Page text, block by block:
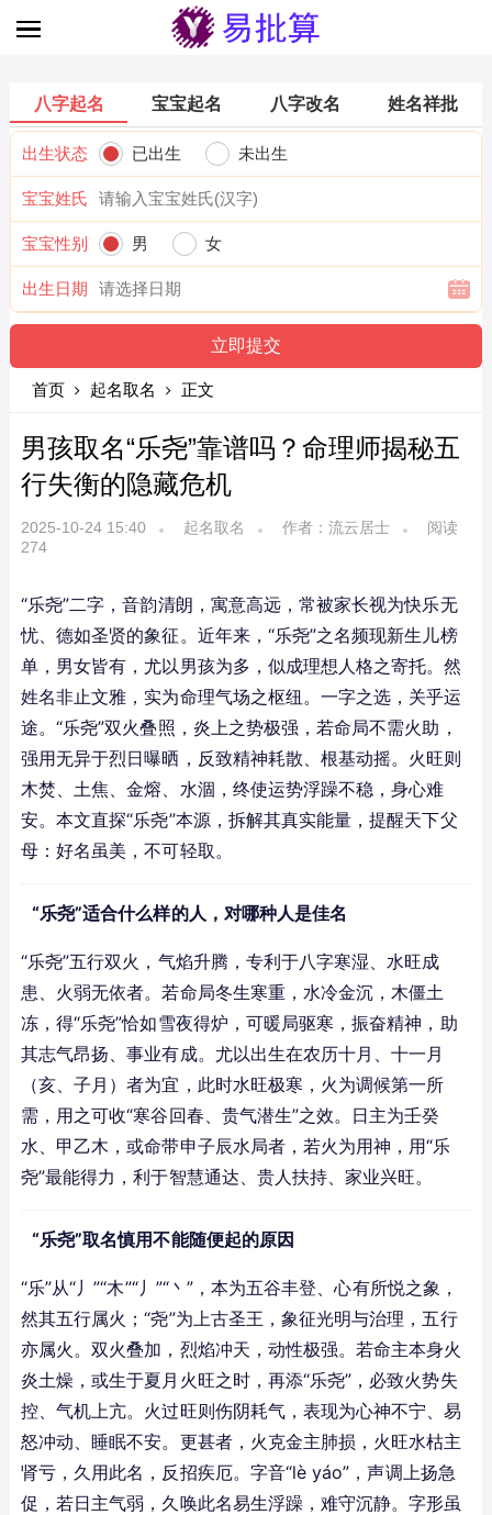
八字起名 宝宝起名 八字改名 姓名祥批
出生状态 已出生 未出生
宝宝姓氏
宝宝性别 男 女
出生日期
首页 起名取名 正文
男孩取名“乐尧”靠谱吗？命理师揭秘五
行失衡的隐藏危机
2025-10-24 15:40 起名取名 作者：流云居士
阅读
274
“乐尧”二字，音韵清朗，寓意高远，常被家长视为快乐无
忧、德如圣贤的象征。近年来，“乐尧”之名频现新生儿榜
单，男女皆有，尤以男孩为多，似成理想人格之寄托。然
姓名非止文雅，实为命理气场之枢纽。一字之选，关乎运
途。“乐尧”双火叠照，炎上之势极强，若命局不需火助，
强用无异于烈日曝晒，反致精神耗散、根基动摇。火旺则
木焚、土焦、金熔、水涸，终使运势浮躁不稳，身心难
安。本文直探“乐尧”本源，拆解其真实能量，提醒天下父
母：好名虽美，不可轻取。
“乐尧”适合什么样的人，对哪种人是佳名
“乐尧”五行双火，气焰升腾，专利于八字寒湿、水旺成
患、火弱无依者。若命局冬生寒重，水冷金沉，木僵土
冻，得“乐尧”恰如雪夜得炉，可暖局驱寒，振奋精神，助
其志气昂扬、事业有成。尤以出生在农历十月、十一月
（亥、子月）者为宜，此时水旺极寒，火为调候第一所
需，用之可收“寒谷回春、贵气潜生”之效。日主为壬癸
水、甲乙木，或命带申子辰水局者，若火为用神，用“乐
尧”最能得力，利于智慧通达、贵人扶持、家业兴旺。
“乐尧”取名慎用不能随便起的原因
“乐”从“丿”“木”“丿”“丶”，本为五谷丰登、心有所悦之象，
然其五行属火；“尧”为上古圣王，象征光明与治理，五行
亦属火。双火叠加，烈焰冲天，动性极强。若命主本身火
炎土燥，或生于夏月火旺之时，再添“乐尧”，必致火势失
控、气机上亢。火过旺则伤阴耗气，表现为心神不宁、易
怒冲动、睡眠不安。更甚者，火克金主肺损，火旺水枯主
肾亏，久用此名，反招疾厄。字音“lè yáo”，声调上扬急
促，若日主气弱，久唤此名易生浮躁，难守沉静。字形虽